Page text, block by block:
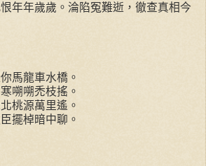
年年歲歲。淪陷冤難逝，徹查真相今
馬龍車水橋。
嗍嗍禿枝搖。
桃源萬里遙。
擺棹暗中聊。